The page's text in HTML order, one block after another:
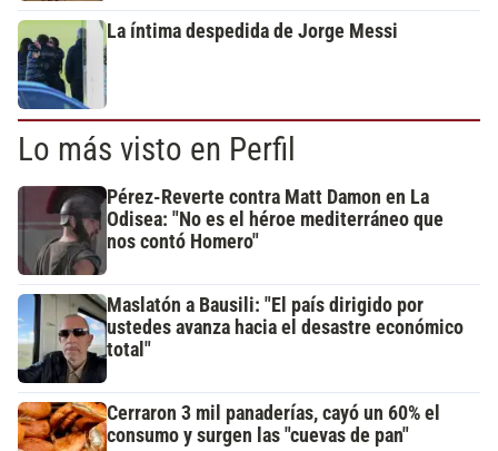
La íntima despedida de Jorge Messi
Lo más visto en Perfil
Pérez-Reverte contra Matt Damon en La
Odisea: "No es el héroe mediterráneo que
nos contó Homero"
Maslatón a Bausili: "El país dirigido por
ustedes avanza hacia el desastre económico
total"
Cerraron 3 mil panaderías, cayó un 60% el
consumo y surgen las "cuevas de pan"